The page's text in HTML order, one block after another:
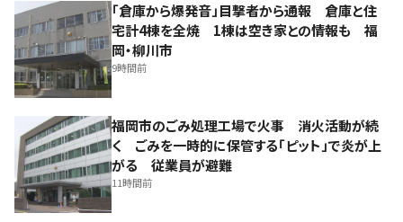
「倉庫から爆発音」目撃者から通報 倉庫と住
宅計4棟を全焼 1棟は空き家との情報も 福
岡・柳川市
9時間前
福岡市のごみ処理工場で火事 消火活動が続
く ごみを一時的に保管する「ピット」で炎が上
がる 従業員が避難
11時間前